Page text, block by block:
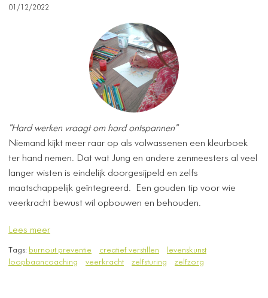
01/12/2022
"Hard werken vraagt om hard ontspannen"
Niemand kijkt meer raar op als volwassenen een kleurboek
ter hand nemen. Dat wat Jung en andere zenmeesters al veel
langer wisten is eindelijk doorgesijpeld en zelfs
maatschappelijk geïntegreerd. Een gouden tip voor wie
veerkracht bewust wil opbouwen en behouden.
Lees meer
Tags: burnout preventie creatief verstillen
levenskunst
loopbaancoaching
veerkracht zelfsturing zelfzorg